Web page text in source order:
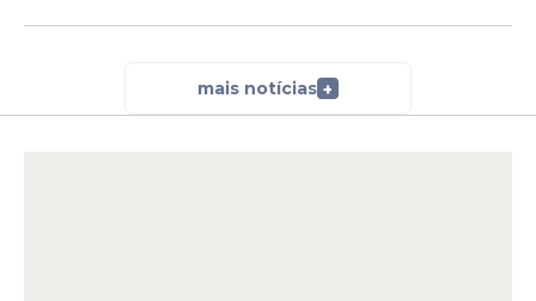
mais notícias +